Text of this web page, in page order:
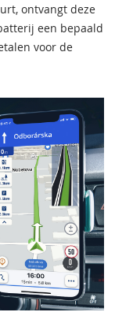
ontvangt deze
een bepaald
voor de